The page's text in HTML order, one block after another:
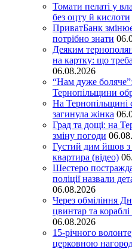
Томати пелаті у
без оцту й кислоти
ПриватБанк
потрібно знати
Деяким
на картку: що
06.08.2026
“Нам дуже
Тернопільщини
На Тернопільщині
загинула жінка
Град та дощі: на
зміну погоди
Густий дим йшов з
квартира (відео)
Шестеро
поліції назвали
06.08.2026
Через обміління
цвинтар та кораблі
06.08.2026
15-річного
церковною